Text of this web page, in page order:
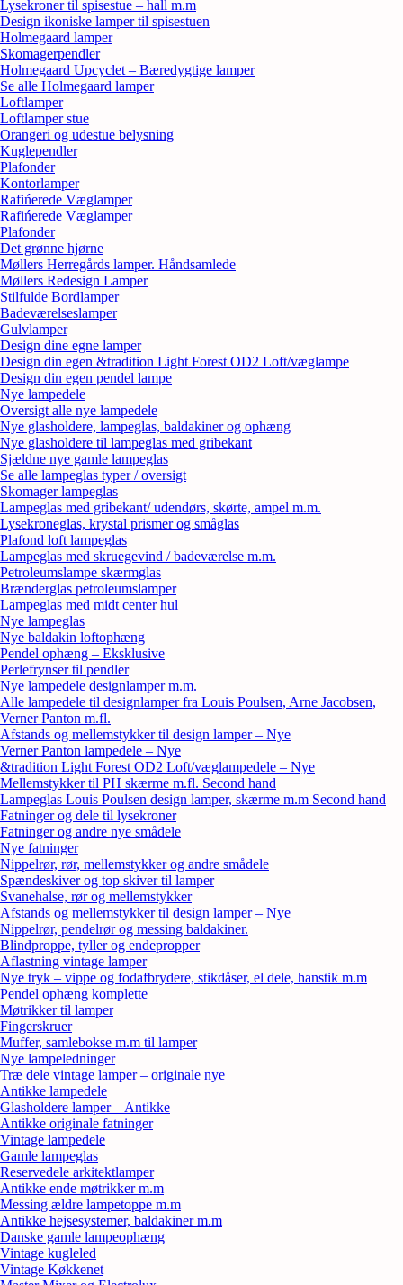
Lysekroner til spisestue – hall m.m
Design ikoniske lamper til spisestuen
Holmegaard lamper
Skomagerpendler
Holmegaard Upcyclet – Bæredygtige lamper
Se alle Holmegaard lamper
Loftlamper
Loftlamper stue
Orangeri og udestue belysning
Kuglependler
Plafonder
Kontorlamper
Rafińerede Væglamper
Rafińerede Væglamper
Plafonder
Det grønne hjørne
Møllers Herregårds lamper. Håndsamlede
Møllers Redesign Lamper
Stilfulde Bordlamper
Badeværelseslamper
Gulvlamper
Design dine egne lamper
Design din egen &tradition Light Forest OD2 Loft/væglampe
Design din egen pendel lampe
Nye lampedele
Oversigt alle nye lampedele
Nye glasholdere, lampeglas, baldakiner og ophæng
Nye glasholdere til lampeglas med gribekant
Sjældne nye gamle lampeglas
Se alle lampeglas typer / oversigt
Skomager lampeglas
Lampeglas med gribekant/ udendørs, skørte, ampel m.m.
Lysekroneglas, krystal prismer og småglas
Plafond loft lampeglas
Lampeglas med skruegevind / badeværelse m.m.
Petroleumslampe skærmglas
Brænderglas petroleumslamper
Lampeglas med midt center hul
Nye lampeglas
Nye baldakin loftophæng
Pendel ophæng – Eksklusive
Perlefrynser til pendler
Nye lampedele designlamper m.m.
Alle lampedele til designlamper fra Louis Poulsen, Arne Jacobsen,
Verner Panton m.fl.
Afstands og mellemstykker til design lamper – Nye
Verner Panton lampedele – Nye
&tradition Light Forest OD2 Loft/væglampedele – Nye
Mellemstykker til PH skærme m.fl. Second hand
Lampeglas Louis Poulsen design lamper, skærme m.m Second hand
Fatninger og dele til lysekroner
Fatninger og andre nye smådele
Nye fatninger
Nippelrør, rør, mellemstykker og andre smådele
Spændeskiver og top skiver til lamper
Svanehalse, rør og mellemstykker
Afstands og mellemstykker til design lamper – Nye
Nippelrør, pendelrør og messing baldakiner.
Blindproppe, tyller og endepropper
Aflastning vintage lamper
Nye tryk – vippe og fodafbrydere, stikdåser, el dele, hanstik m.m
Pendel ophæng komplette
Møtrikker til lamper
Fingerskruer
Muffer, samlebokse m.m til lamper
Nye lampeledninger
Træ dele vintage lamper – originale nye
Antikke lampedele
Glasholdere lamper – Antikke
Antikke originale fatninger
Vintage lampedele
Gamle lampeglas
Reservedele arkitektlamper
Antikke ende møtrikker m.m
Messing ældre lampetoppe m.m
Antikke hejsesystemer, baldakiner m.m
Danske gamle lampeophæng
Vintage kugleled
Vintage Køkkenet